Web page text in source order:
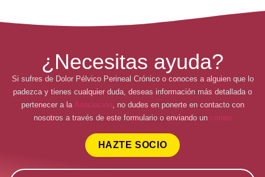
¿Necesitas ayuda?
Si sufres de Dolor Pélvico Perineal Crónico o conoces a alguien que lo
padezca y tienes cualquier duda, deseas información más detallada o
pertenecer a la Asociación, no dudes en ponerte en contacto con
nosotros a través de este formulario o enviando un correo
HAZTE SOCIO